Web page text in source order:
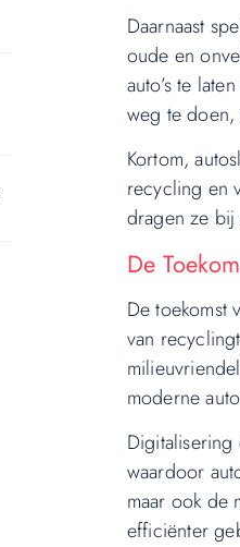
Daarnaast
oude en
auto’s te
weg te
Kortom,
recycling en
dragen ze
De
De toekomst
van
moderne
waardoor
maar ook de
efficiënter